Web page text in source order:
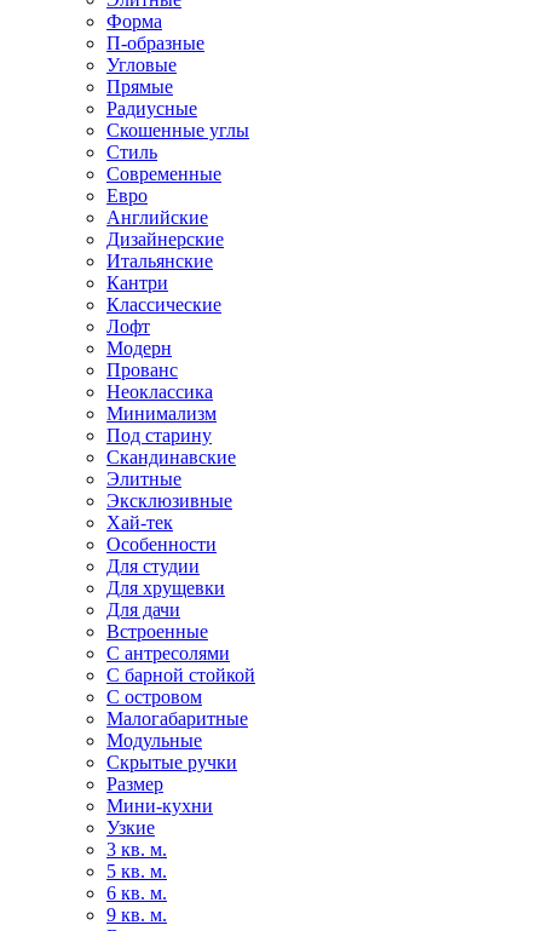
Форма
П-образные
Угловые
Прямые
Радиусные
Скошенные углы
Стиль
Современные
Евро
Английские
Дизайнерские
Итальянские
Кантри
Классические
Лофт
Модерн
Прованс
Неоклассика
Минимализм
Под старину
Скандинавские
Элитные
Эксклюзивные
Хай-тек
Особенности
Для студии
Для хрущевки
Для дачи
Встроенные
С антресолями
С барной стойкой
С островом
Малогабаритные
Модульные
Скрытые ручки
Размер
Мини-кухни
Узкие
3 кв. м.
5 кв. м.
6 кв. м.
9 кв. м.